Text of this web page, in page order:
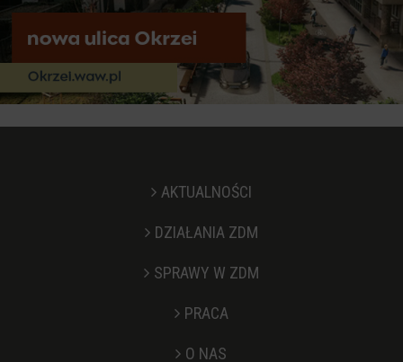
AKTUALNOŚCI
DZIAŁANIA ZDM
SPRAWY W ZDM
PRACA
O NAS